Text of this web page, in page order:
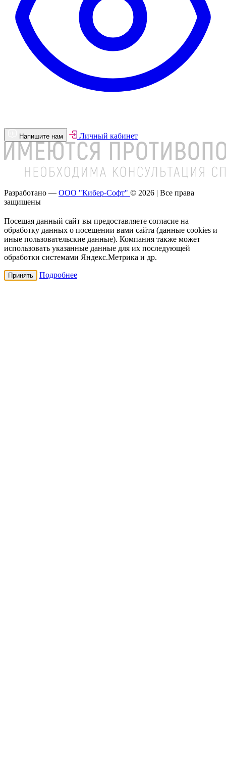
Напишите нам Личный кабинет
Разработано — ООО "Кибер-Софт" © 2026 | Все права
защищены
Посещая данный сайт вы предоставляете согласие на
обработку данных о посещении вами сайта (данные cookies и
иные пользовательские данные). Компания также может
использовать указанные данные для их последующей
обработки системами Яндекс.Метрика и др.
Принять Подробнее